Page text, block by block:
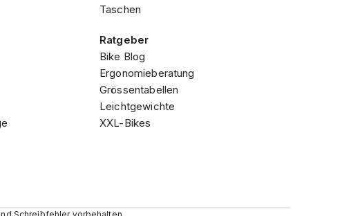
Taschen
Ratgeber
Bike Blog
Ergonomieberatung
Grössentabellen
Leichtgewichte
XXL-Bikes
Schreibfehler vorbehalten.